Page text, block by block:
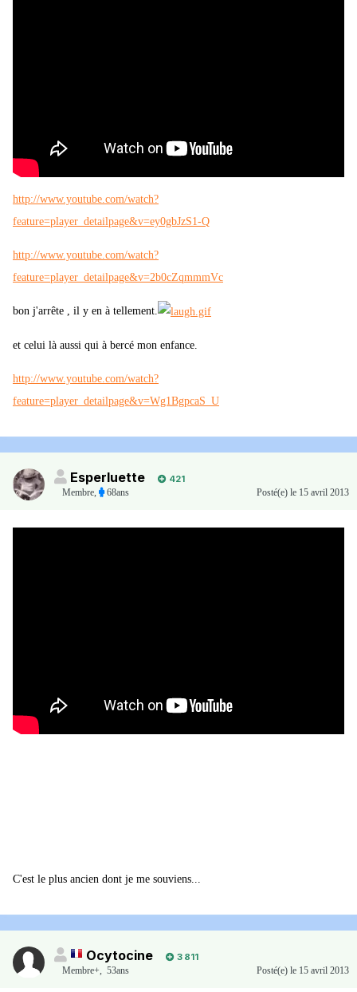
http://www.youtube.com/watch?
feature=player_detailpage&v=ey0gbJzS1-Q
http://www.youtube.com/watch?
feature=player_detailpage&v=2b0cZqmmmVc
bon j'arrête , il y en à tellement.
et celui là aussi qui à bercé mon enfance.
http://www.youtube.com/watch?
feature=player_detailpage&v=Wg1BgpcaS_U
Esperluette
421
Membre, 68ans Posté(e) le 15 avril 2013
C'est le plus ancien dont je me souviens...
Ocytocine
3 811
Membre+, 53ans Posté(e) le 15 avril 2013